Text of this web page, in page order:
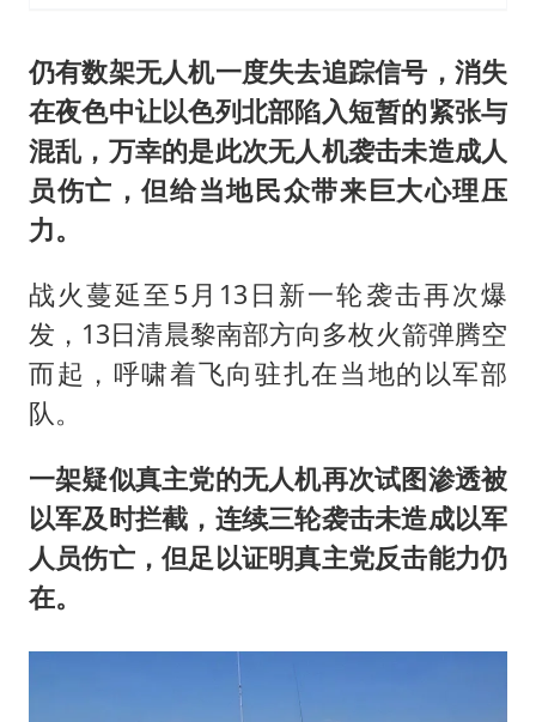
仍有数架无人机一度失去追踪信号，消失
在夜色中让以色列北部陷入短暂的紧张与
混乱，万幸的是此次无人机袭击未造成人
员伤亡，但给当地民众带来巨大心理压
力。
战火蔓延至5月13日新一轮袭击再次爆
发，13日清晨黎南部方向多枚火箭弹腾空
而起，呼啸着飞向驻扎在当地的以军部
队。
一架疑似真主党的无人机再次试图渗透被
以军及时拦截，连续三轮袭击未造成以军
人员伤亡，但足以证明真主党反击能力仍
在。